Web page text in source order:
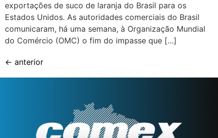
exportações de suco de laranja do Brasil para os
Estados Unidos. As autoridades comerciais do Brasil
comunicaram, há uma semana, à Organização Mundial
do Comércio (OMC) o fim do impasse que […]
← anterior